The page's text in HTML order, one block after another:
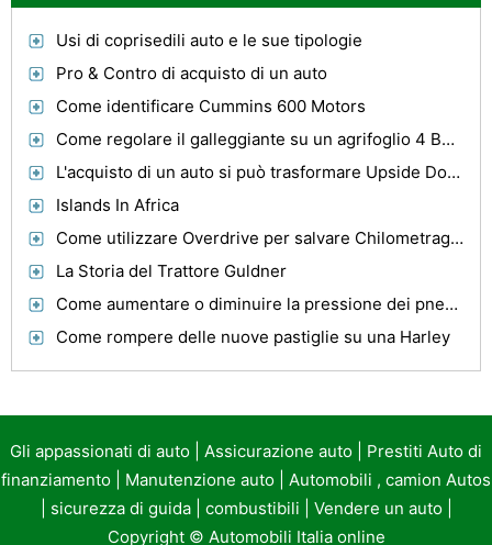
Usi di coprisedili auto e le sue tipologie
Pro & Contro di acquisto di un auto
Come identificare Cummins 600 Motors
Come regolare il galleggiante su un agrifoglio 4 BBL carburatore
L'acquisto di un auto si può trasformare Upside Down
Islands In Africa
Come utilizzare Overdrive per salvare Chilometraggio Gas
La Storia del Trattore Guldner
Come aumentare o diminuire la pressione dei pneumatici per impostare il TPMS
Come rompere delle nuove pastiglie su una Harley
Gli appassionati di auto Assicurazione auto
Prestiti Auto di
finanziamento
Manutenzione auto
Automobili , camion Autos
sicurezza di guida| combustibili Vendere un auto|
Copyright © Automobili Italia online